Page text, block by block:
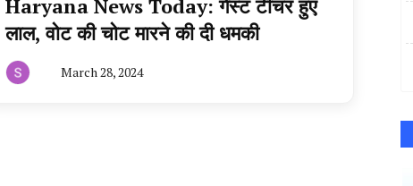
Haryana News Today: गेस्ट टीचर हुए
लाल, वोट की चोट मारने की दी धमकी
March 28, 2024